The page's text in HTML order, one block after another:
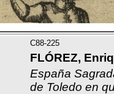
C88-225
FLÓREZ,
España
de Toledo en